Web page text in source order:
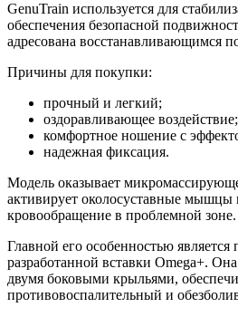
GenuTrain используется для
обеспечения безопасной
адресована восстанавливающимся
Причины для покупки:
прочный и легкий;
оздоравливающее воздействие;
комфортное ношение с
надежная фиксация.
Модель оказывает
активирует околосуставные мышцы
кровообращение в проблемной зоне.
Главной его особенностью
разработанной вставки Omega+.
двумя боковыми крыльями,
противовоспалительный и